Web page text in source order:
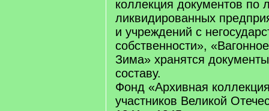
коллекция документов по
ликвидированных
и учреждений с
собственности»,
Зима» хранятся
составу.
Фонд «Архивная
участников Великой